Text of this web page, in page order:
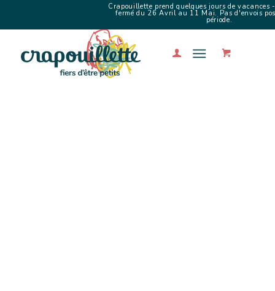
Crapouillette prend quelques jours de vacances
fermé du 26 Avril au 11 Mai. Pas d'envois
période.